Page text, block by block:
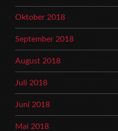
Oktober 2018
September 2018
August 2018
Juli 2018
Juni 2018
Mai 2018